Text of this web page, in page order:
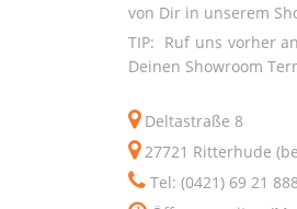
von Dir in unserem
TIP: Ruf uns vorher
Deinen Showroom
Deltastraße 8
27721 Ritterhude
Tel: (0421) 69 21 888